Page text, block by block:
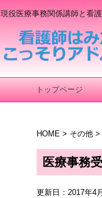
現役医療事務関係講師と看
トップページ
HOME > その他 >
医療事務
更新日： 2017年4